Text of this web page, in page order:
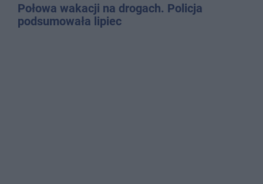
Połowa wakacji na drogach. Policja
podsumowała lipiec